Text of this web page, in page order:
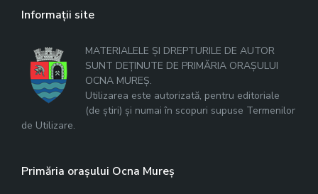
Informații site
MATERIALELE ȘI DREPTURILE DE AUTOR
SUNT DEȚINUTE DE PRIMĂRIA ORAȘULUI
OCNA MUREȘ.
Utilizarea este autorizată, pentru editoriale
(de știri) și numai în scopuri supuse Termenilor
de Utilizare.
Primăria orașului Ocna Mureș